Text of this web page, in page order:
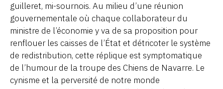
guilleret, mi-sournois. Au milieu d’une réunion
gouvernementale où chaque collaborateur du
ministre de l’économie y va de sa proposition pour
renflouer les caisses de l’État et détricoter le système
de redistribution, cette réplique est symptomatique
de l’humour de la troupe des Chiens de Navarre. Le
cynisme et la perversité de notre monde